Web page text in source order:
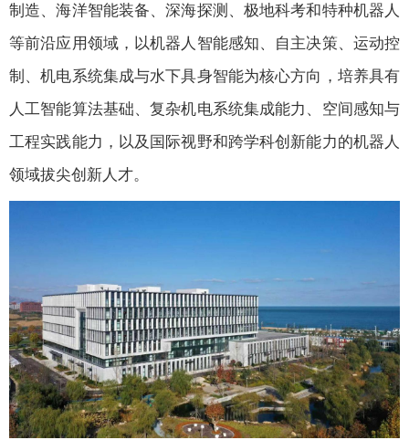
制造、海洋智能装备、深海探测、极地科考和特种机器人
等前沿应用领域，以机器人智能感知、自主决策、运动控
制、机电系统集成与水下具身智能为核心方向，培养具有
人工智能算法基础、复杂机电系统集成能力、空间感知与
工程实践能力，以及国际视野和跨学科创新能力的机器人
领域拔尖创新人才。